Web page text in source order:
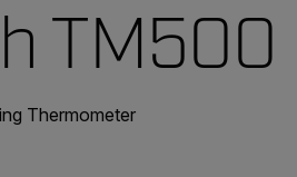
TM500
Thermometer